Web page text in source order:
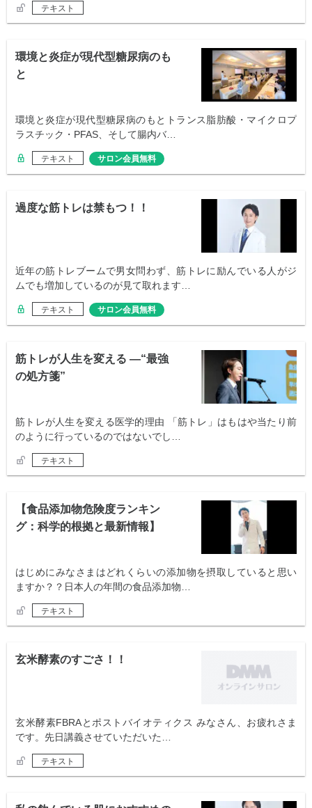
テキスト
環境と炎症が現代型糖尿病のも
と
環境と炎症が現代型糖尿病のもとトランス脂肪酸・マイクロプ
ラスチック・PFAS、そして腸内バ…
テキスト サロン会員無料
過度な筋トレは禁もつ！！
近年の筋トレブームで男女問わず、筋トレに励んでいる人がジ
ムでも増加しているのが見て取れます…
テキスト サロン会員無料
筋トレが人生を変える —“最強
の処方箋”
筋トレが人生を変える医学的理由 「筋トレ」はもはや当たり前
のように行っているのではないでし…
テキスト
【食品添加物危険度ランキン
グ：科学的根拠と最新情報】
はじめにみなさまはどれくらいの添加物を摂取していると思い
ますか？？日本人の年間の食品添加物…
テキスト
玄米酵素のすごさ！！
玄米酵素FBRAとポストバイオティクス みなさん、お疲れさま
です。先日講義させていただいた…
テキスト